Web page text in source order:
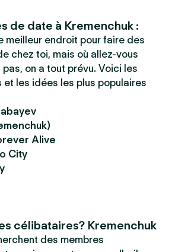
de date à Kremenchuk :
meilleur endroit pour faire des
chez toi, mais où allez-vous
on a tout prévu. Voici les
et les idées les plus populaires
Alive
City
célibataires? Kremenchuk
des membres